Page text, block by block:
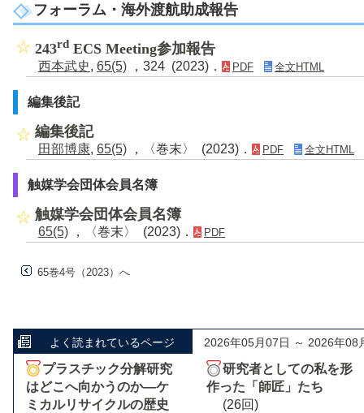
フォーラム・海外渡航助成報告
243rd ECS Meeting参加報告
西本武史, 65(5) ，324 (2023)． PDF 全文HTML
編集後記
編集後記
田部博康, 65(5) ，〈巻末〉 (2023)． PDF 全文HTML
触媒学会団体会員名簿
触媒学会団体会員名簿
65(5) ，〈巻末〉 (2023)． PDF
65巻4号（2023）へ
よく読まれているページ 2026年05月07日 ～ 2026年08
プラスチック分解研究
はどこへ向かうのか―ケ
ミカルリサイクルの歴史
研究者としての私を形
作った「師匠」たち
(26回)